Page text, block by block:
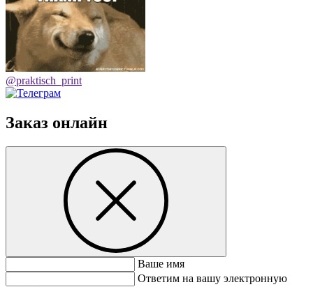
@praktisch_print
Заказ онлайн
Ваше имя
Ответим на вашу электронную